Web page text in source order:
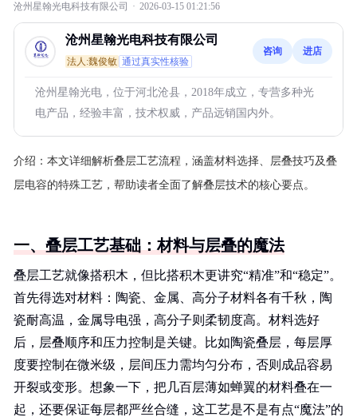
沧州星翰光电科技有限公司 · 2026-03-15 01:21:56
沧州星翰光电科技有限公司
法人:魏俊敏 通过真实性核验
咨询 进店
沧州星翰光电，位于河北沧县，2018年成立，专营多种光
电产品，经验丰富，技术权威，产品远销国内外。
介绍： 本文详细解析叠层工艺流程，涵盖材料选择、层叠技巧及叠
层电容的特殊工艺，帮助读者全面了解叠层技术的核心要点。
一、叠层工艺基础：材料与层叠的魔法
叠层工艺就像搭积木，但比搭积木更讲究“精准”和“稳定”。
首先得选对材料：陶瓷、金属、高分子材料各有千秋，陶
瓷耐高温，金属导电强，高分子则柔韧度高。材料选好
后，层叠顺序和压力控制是关键。比如陶瓷叠层，每层厚
度要控制在微米级，层间压力需均匀分布，否则成品容易
开裂或变形。想象一下，把几百层薄如蝉翼的材料叠在一
起，还要保证每层都严丝合缝，这工艺是不是有点“魔法”的